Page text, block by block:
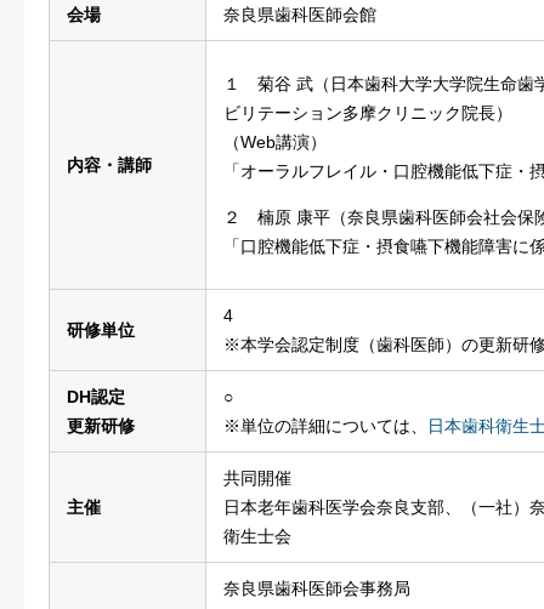
会場 奈良県歯科医師会館
内容・講師
１ 菊谷 武（日本歯科大学大学院生命歯
ビリテーション多摩クリニック院長）
（Web講演）
「オーラルフレイル・口腔機能低下症・
２ 楠原 康平（奈良県歯科医師会社会保
「口腔機能低下症・摂食嚥下機能障害に
研修単位
4
※本学会認定制度（歯科医師）の更新研
DH認定
更新研修
○
※単位の詳細については、
日本歯科衛生
主催
共同開催
日本老年歯科医学会奈良支部、（一社）
衛生士会
奈良県歯科医師会事務局